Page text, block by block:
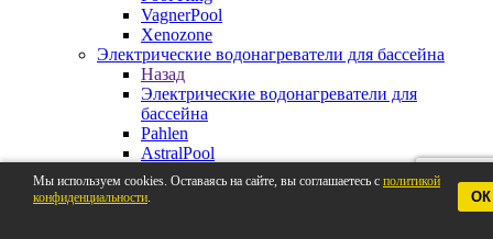
VagnerPool
Xenozone
Электрические водонагреватели для бассейна
Назад
Электрические водонагреватели для
бассейна
Pahlen
AstralPool
Aquaviva
Behncke
Мы используем cookies. Оставаясь на сайте, вы соглашаетесь с политикой
конфиденциальности. ОК